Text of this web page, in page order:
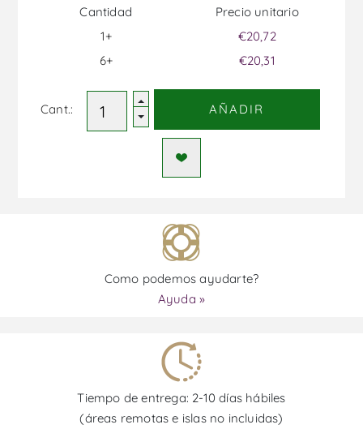
Cantidad
1+
6+
Precio unitario
€20,72
€20,31
Cant.: AÑADIR
Como podemos ayudarte?
Ayuda »
Tiempo de entrega: 2-10 días hábiles
(áreas remotas e islas no incluidas)